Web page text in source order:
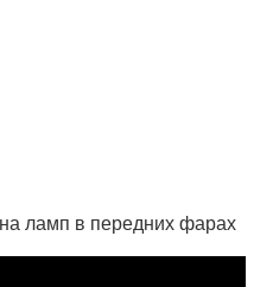
ламп в передних фарах